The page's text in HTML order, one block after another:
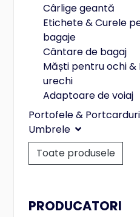
Cârlige geantă
Etichete & Curele
bagaje
Cântare de bagaj
Măști pentru ochi &
urechi
Adaptoare de voiaj
Portofele & Portcarduri
Umbrele
Toate produsele
PRODUCATORI